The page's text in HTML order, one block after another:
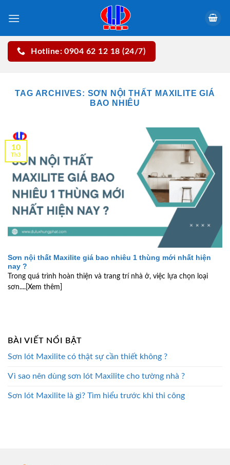
Hotline: 0904 62 12 18 (24/7)
TAG ARCHIVES: SƠN NỘI THẤT MAXILITE GIÁ
BAO NHIÊU
Sơn nội thất Maxilite giá bao nhiêu 1 thùng mới nhất hiện
nay ?
Trong quá trình hoàn thiện và trang trí nhà ở, việc lựa chọn loại
sơn....[Xem thêm]
10
Th3
BÀI VIẾT NỔI BẬT
Sơn lót Maxilite có thật sự cần thiết không ?
Vì sao nên dùng sơn lót Maxilite cho tường nhà ?
Sơn lót Maxilite là gì? Tìm hiểu trước khi thi công